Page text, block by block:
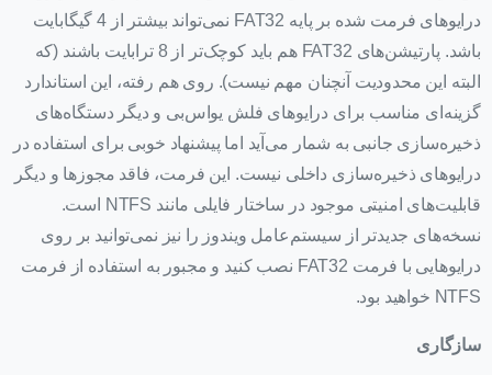
درایوهای فرمت شده بر پایه FAT32 نمی‌تواند بیشتر از 4 گیگابایت
باشد. پارتیشن‌های FAT32 هم باید کوچک‌تر از 8 ترابایت باشند (که
البته این محدودیت آنچنان مهم نیست). روی هم رفته، این استاندارد
گزینه‌ای مناسب برای درایوهای فلش یو‌اس‌بی و دیگر دستگاه‌های
ذخیره‌سازی جانبی به شمار می‌آید اما پیشنهاد خوبی برای استفاده در
درایوهای ذخیره‌سازی داخلی نیست. این فرمت، فاقد مجوزها و دیگر
قابلیت‌های امنیتی موجود در ساختار فایلی مانند NTFS است.
نسخه‌های جدیدتر از سیستم‌عامل ویندوز را نیز نمی‌توانید بر روی
درایوهایی با فرمت FAT32 نصب کنید و مجبور به استفاده از فرمت
NTFS خواهید بود.
سازگاری